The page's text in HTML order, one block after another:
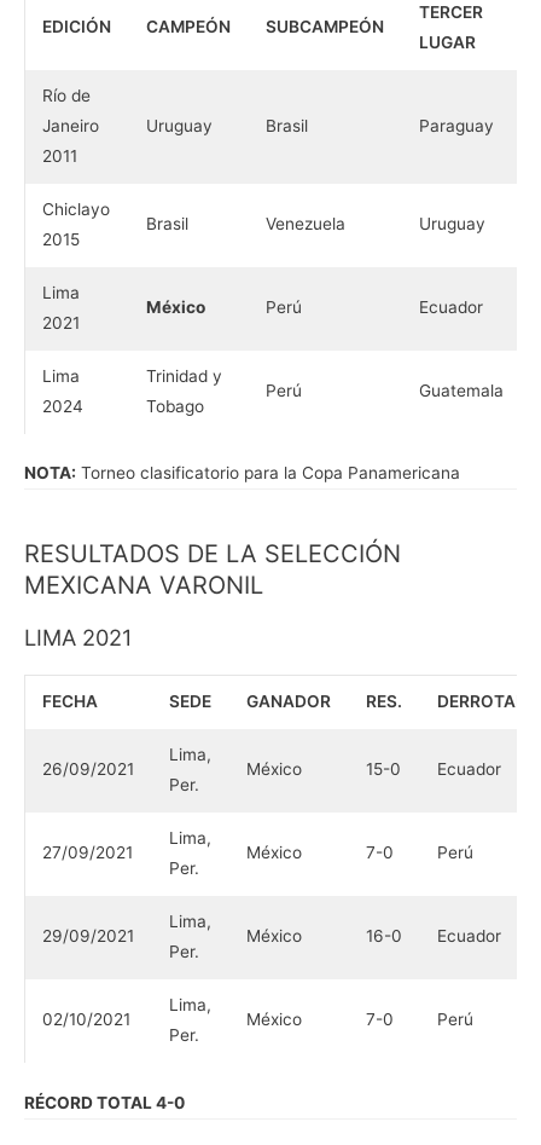
EDICIÓN CAMPEÓN SUBCAMPEÓN
TERCER
LUGAR
Río de
Janeiro
2011
Uruguay Brasil Paraguay
Chiclayo
2015
Brasil Venezuela Uruguay
Lima
2021
México Perú Ecuador
Lima
2024
Trinidad y
Tobago
Perú Guatemala
NOTA: Torneo clasificatorio para la Copa Panamericana
RESULTADOS DE LA SELECCIÓN
MEXICANA VARONIL
LIMA 2021
FECHA SEDE GANADOR RES. DERROTADO
26/09/2021
Lima,
Per.
México 15-0 Ecuador
27/09/2021
Lima,
Per.
México 7-0 Perú
29/09/2021
Lima,
Per.
México 16-0 Ecuador
02/10/2021
Lima,
Per.
México 7-0 Perú
RÉCORD TOTAL 4-0